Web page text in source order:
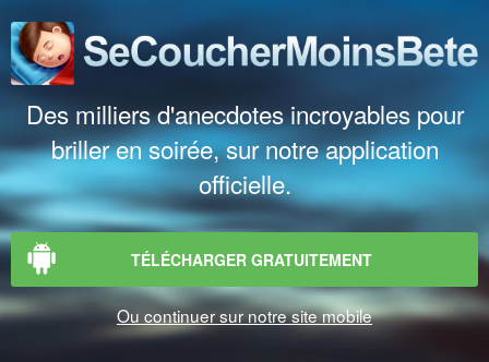
Des milliers d'anecdotes incroyables pour
briller en soirée, sur notre application
officielle.
TÉLÉCHARGER GRATUITEMENT
Ou continuer sur notre site mobile